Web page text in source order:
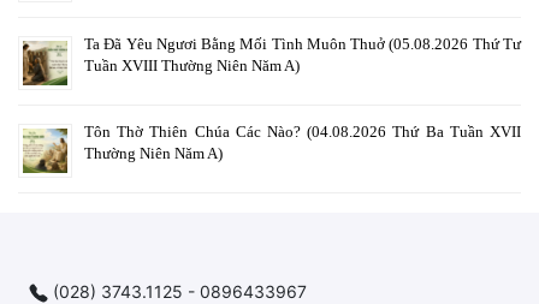
Ta Đã Yêu Ngươi Bằng Mối Tình Muôn Thuở (05.08.2026 Thứ Tư
Tuần XVIII Thường Niên Năm A)
Tôn Thờ Thiên Chúa Các Nào? (04.08.2026 Thứ Ba Tuần XVII
Thường Niên Năm A)
(028) 3743.1125 - 0896433967